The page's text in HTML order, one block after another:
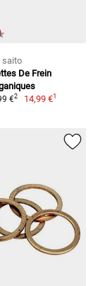
saito
De Frein
€2 14,99 €1